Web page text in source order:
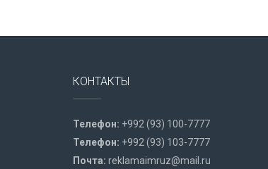
КОНТАКТЫ
Телефон: +992 (93) 100-7777
Телефон: +992 (93) 103-7777
Почта: reklamaimruz@mail.ru